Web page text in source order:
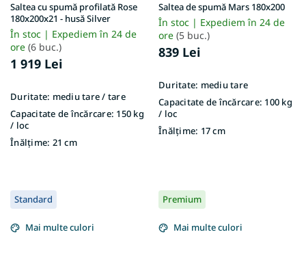
Saltea cu spumă profilată Rose
180x200x21 - husă Silver
În stoc | Expediem în 24 de
ore (6 buc.)
1 919 Lei
Duritate: mediu tare / tare
Capacitate de încărcare: 150 kg
/ loc
Înălțime: 21 cm
Saltea de spumă Mars 180x200
În stoc | Expediem în 24 de
ore (5 buc.)
839 Lei
Duritate: mediu tare
Capacitate de încărcare: 100 kg
/ loc
Înălțime: 17 cm
Standard
Mai multe culori
Premium
Mai multe culori